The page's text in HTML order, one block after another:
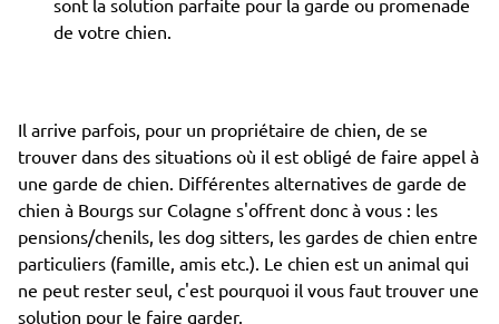
sont la solution parfaite pour la garde ou promenade
de votre chien.
Il arrive parfois, pour un propriétaire de chien, de se
trouver dans des situations où il est obligé de faire appel à
une garde de chien. Différentes alternatives de garde de
chien à Bourgs sur Colagne s'offrent donc à vous : les
pensions/chenils, les dog sitters, les gardes de chien entre
particuliers (famille, amis etc.). Le chien est un animal qui
ne peut rester seul, c'est pourquoi il vous faut trouver une
solution pour le faire garder.